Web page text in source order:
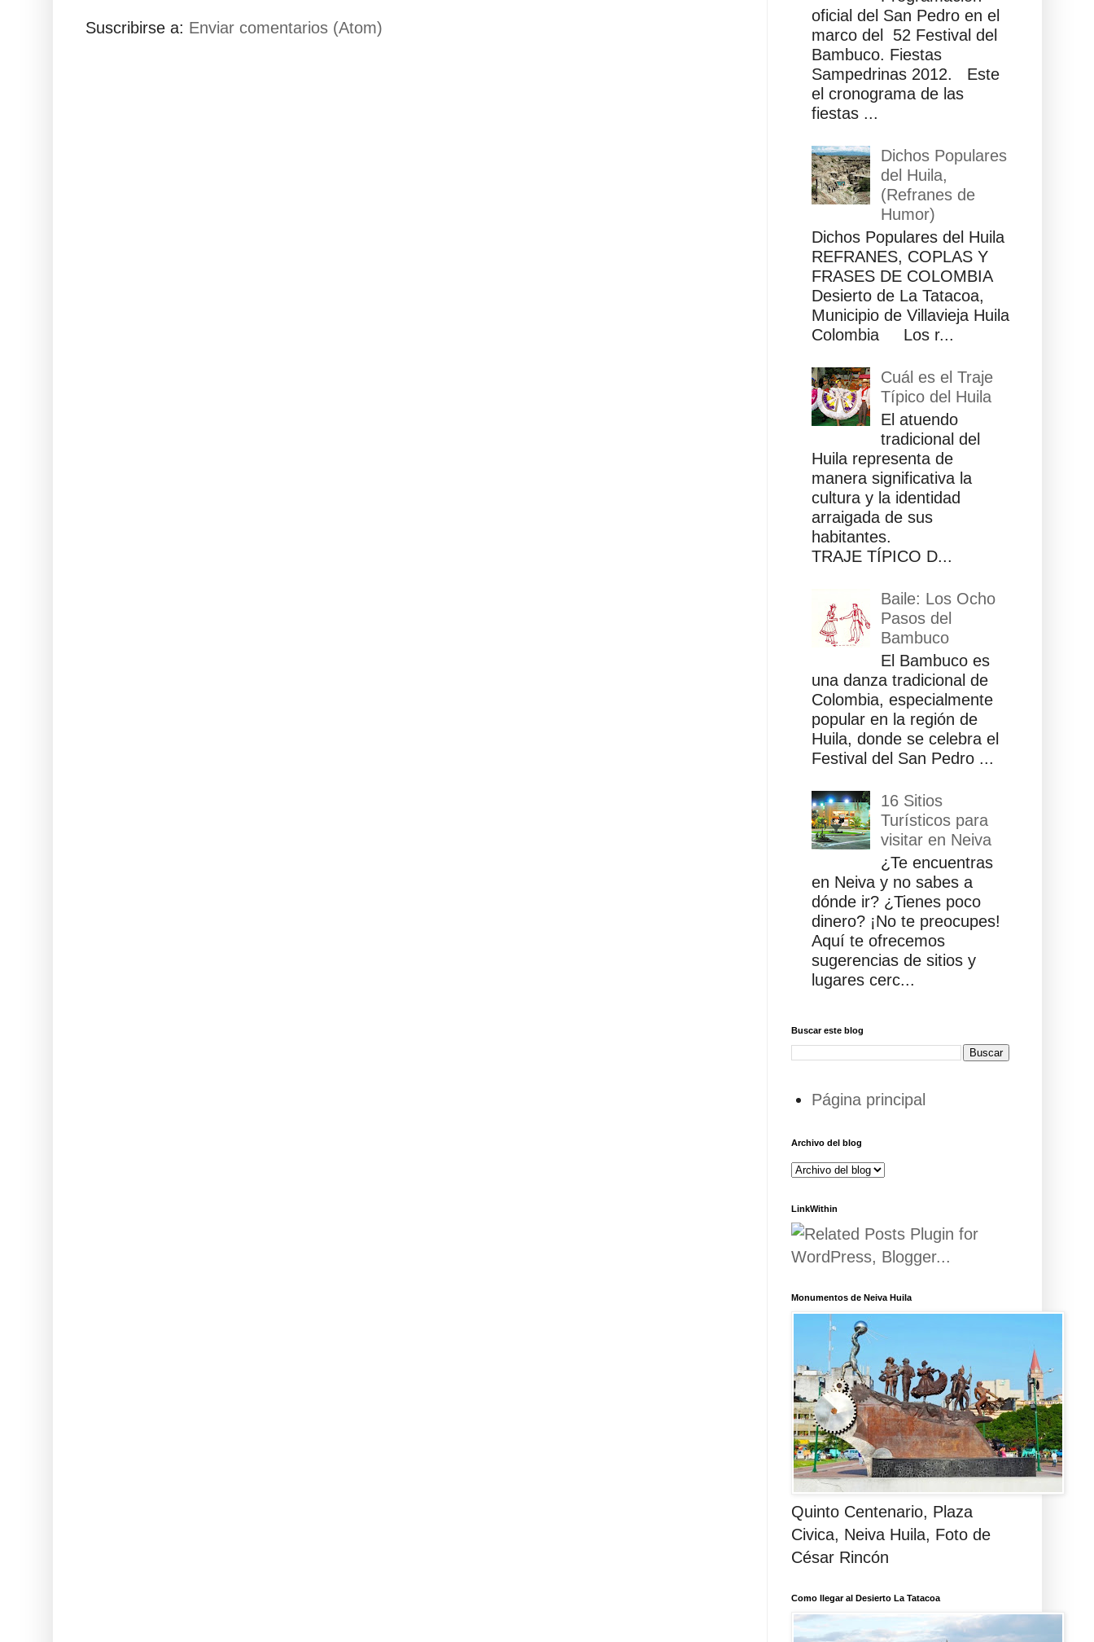
Suscribirse a: Enviar comentarios (Atom)
oficial del San Pedro en el
marco del 52 Festival del
Bambuco. Fiestas
Sampedrinas 2012. Este
el cronograma de las
fiestas ...
Dichos Populares
del Huila,
(Refranes de
Humor)
Dichos Populares del Huila
REFRANES, COPLAS Y
FRASES DE COLOMBIA
Desierto de La Tatacoa,
Municipio de Villavieja Huila
Colombia Los r...
Cuál es el Traje
Típico del Huila
El atuendo
tradicional del
Huila representa de
manera significativa la
cultura y la identidad
arraigada de sus
habitantes.
TRAJE TÍPICO D...
Baile: Los Ocho
Pasos del
Bambuco
El Bambuco es
una danza tradicional de
Colombia, especialmente
popular en la región de
Huila, donde se celebra el
Festival del San Pedro ...
16 Sitios
Turísticos para
visitar en Neiva
¿Te encuentras
en Neiva y no sabes a
dónde ir? ¿Tienes poco
dinero? ¡No te preocupes!
Aquí te ofrecemos
sugerencias de sitios y
lugares cerc...
Buscar este blog
Página principal
Archivo del blog
LinkWithin
Monumentos de Neiva Huila
Quinto Centenario, Plaza
Civica, Neiva Huila, Foto de
César Rincón
Como llegar al Desierto La Tatacoa